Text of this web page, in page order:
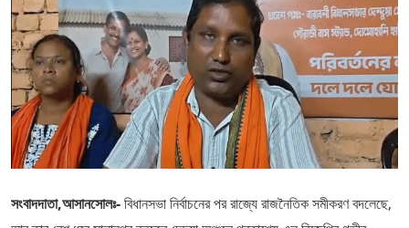
সংবাদদাতা,আসানসোলঃ-বিধানসভা নির্বাচনের পর রাজ্যে রাজনৈতিক সমীকরণ বদলেছে,